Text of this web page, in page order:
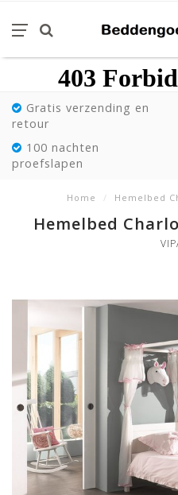
Gratis verzending en
retour
100 nachten
proefslapen
Home / Hemelbed
Hemelbed